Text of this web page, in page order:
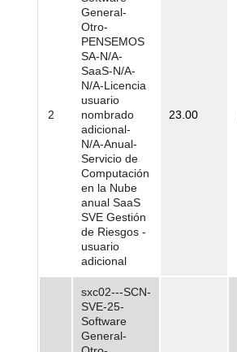
2
General-
Otro-
PENSEMOS
SA-N/A-
SaaS-N/A-
N/A-Licencia
usuario
nombrado
adicional-
N/A-Anual-
Servicio de
Computación
en la Nube
anual SaaS
SVE Gestión
de Riesgos -
usuario
adicional
23.00
sxc02---SCN-
SVE-25-
Software
General-